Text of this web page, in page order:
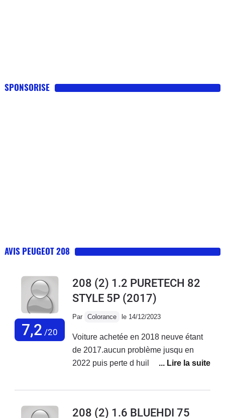
SPONSORISE
AVIS PEUGEOT 208
7,2 /20
208 (2) 1.2 PURETECH 82
STYLE 5P (2017)
Par Colorance le 14/12/2023
Voiture achetée en 2018 neuve étant
de 2017.aucun problème jusqu en
2022 puis perte d huile ++ à en
des pannes 2ooo euros de réparation
euros de réparations voiture non
208 (2) 1.6 BLUEHDI 75